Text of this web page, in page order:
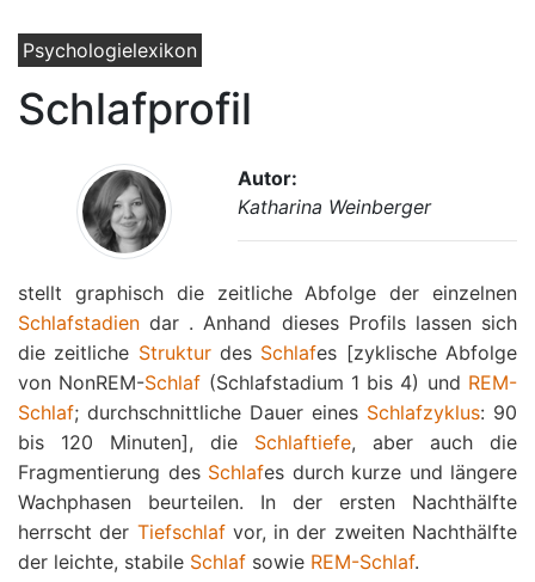
Psychologielexikon
Schlafprofil
Autor:
Katharina Weinberger
stellt graphisch die zeitliche Abfolge der einzelnen
Schlafstadien dar . Anhand dieses Profils lassen sich
die zeitliche Strukturdes Schlafes [zyklische Abfolge
von NonREM-Schlaf (Schlafstadium 1 bis 4) und REM-
Schlaf; durchschnittliche Dauer eines Schlafzyklus: 90
bis 120 Minuten], die Schlaftiefe, aber auch die
Fragmentierung des Schlafes durch kurze und längere
Wachphasen beurteilen. In der ersten Nachthälfte
herrscht der Tiefschlafvor, in der zweiten Nachthälfte
der leichte, stabile Schlaf sowie REM-Schlaf.